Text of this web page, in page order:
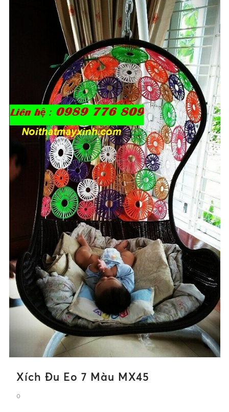
Xích Đu Eo 7 Màu MX45
0